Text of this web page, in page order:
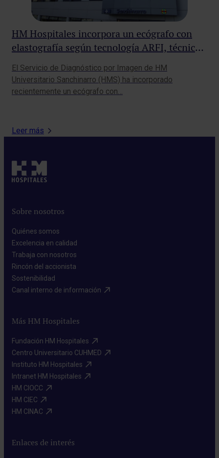
HM Hospitales incorpora un ecógrafo con
elastografía según tecnología ARFI, técnica
diagnóstica no invasiva
El Servicio de Diagnóstico por Imagen de HM
Universitario Sanchinarro (HMS) ha incorporado
recientemente un ecógrafo con…
Leer más
Sobre nosotros
Quiénes somos​
Excelencia en calidad​
Trabaja con nosotros​
Rincón del accionista​
Sostenibilidad​
Canal interno de información​
Más HM Hospitales
Fundación HM Hospitales​
Centro Universitario CUHMED​
Instituto HM Hospitales​
Intranet HM Hospitales​
HM CIOCC​
HM CIEC​
HM CINAC​
Enlaces de interés